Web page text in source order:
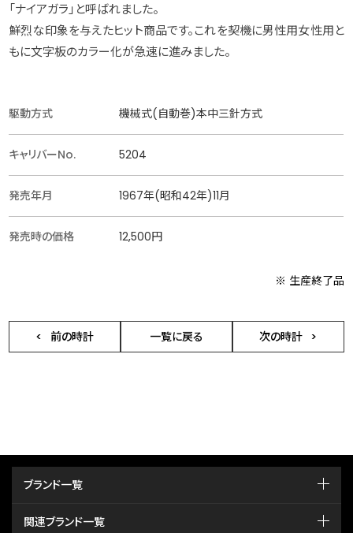
「ナイアガラ」と呼ばれました。
鮮烈な印象を与えたヒット商品です。これを契機に男性用女性用と
もに文字板のカラー化が急速に進みました。
駆動方式 機械式(自動巻)本中三針方式
キャリバーNo. 5204
発売年月 1967年(昭和42年)11月
発売時の価格 12,500円
※ 生産終了品
前の時計 一覧に戻る 次の時計
ブランド一覧
関連ブランド一覧